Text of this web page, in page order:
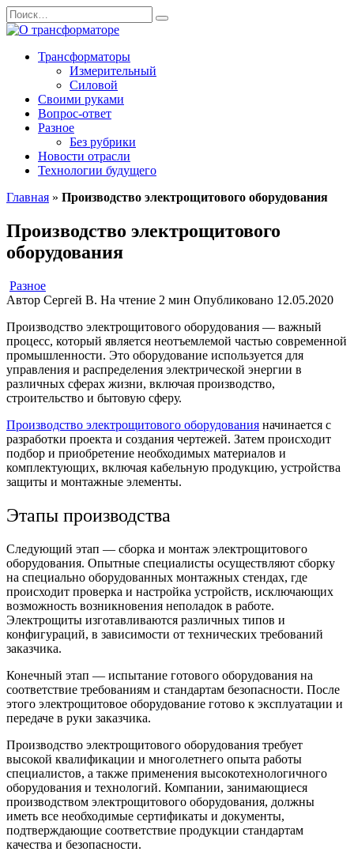
Перейти
к
содержанию
Search
for:
Трансформаторы
Измерительный
Силовой
Своими руками
Вопрос-ответ
Разное
Без рубрики
Новости отрасли
Технологии будущего
Главная » Производство электрощитового оборудования
Производство электрощитового
оборудования
Разное
Автор Сергей В. На чтение 2 мин Опубликовано 12.05.2020
Производство электрощитового оборудования — важный
процесс, который является неотъемлемой частью современной
промышленности. Это оборудование используется для
управления и распределения электрической энергии в
различных сферах жизни, включая производство,
строительство и бытовую сферу.
Производство электрощитового оборудования начинается с
разработки проекта и создания чертежей. Затем происходит
подбор и приобретение необходимых материалов и
комплектующих, включая кабельную продукцию, устройства
защиты и монтажные элементы.
Этапы производства
Следующий этап — сборка и монтаж электрощитового
оборудования. Опытные специалисты осуществляют сборку
на специально оборудованных монтажных стендах, где
происходит проверка и настройка устройств, исключающих
возможность возникновения неполадок в работе.
Электрощиты изготавливаются различных типов и
конфигураций, в зависимости от технических требований
заказчика.
Конечный этап — испытание готового оборудования на
соответствие требованиям и стандартам безопасности. После
этого электрощитовое оборудование готово к эксплуатации и
передаче в руки заказчика.
Производство электрощитового оборудования требует
высокой квалификации и многолетнего опыта работы
специалистов, а также применения высокотехнологичного
оборудования и технологий. Компании, занимающиеся
производством электрощитового оборудования, должны
иметь все необходимые сертификаты и документы,
подтверждающие соответствие продукции стандартам
качества и безопасности.